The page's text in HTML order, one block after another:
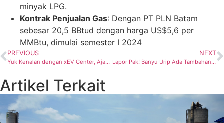
minyak LPG.
Kontrak Penjualan Gas: Dengan PT PLN Batam
sebesar 20,5 BBtud dengan harga US$5,6 per
MMBtu, dimulai semester I 2024
PREVIOUS
Yuk Kenalan dengan xEV Center, Ajang Pembelajaran Mobil Elektrik dan Hidrogen Buatan Toyota
NEXT
Lapor Pak! Banyu Urip Ada Tambahan Produksi Sekitar 15 Ribu BOPD
Artikel Terkait